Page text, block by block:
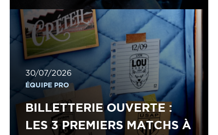
30/07/2026
ÉQUIPE PRO
BILLETTERIE OUVERTE :
LES 3 PREMIERS MATCHS À